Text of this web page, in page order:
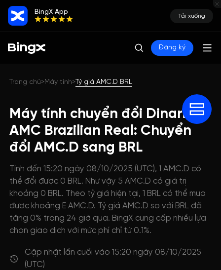
BingX App
Tải xuống
Đăng ký
Trang chủ>Máy tính>Tỷ giá AMC.D BRL
Máy tính chuyển đổi Dinari
AMC Brazilian Real: Chuyển
đổi AMC.D sang BRL
Tính đến 15:20 ngày 08/10/2025 (UTC), 1 AMC.D có
thể đổi được 0 BRL. Như vậy 5 AMC.D có giá trị
khoảng 0 BRL. Theo tỷ giá hiện tại, 1 BRL có thể mua
được khoảng E AMC.D. Tỷ giá AMC.D so với BRL đã
tăng 0% trong 24 giờ qua. BingX cung cấp nhiều lựa
chọn giao dịch với mức phí chỉ từ 0.1%.
Cập nhật lần cuối vào 15:20 ngày 08/10/2025
(UTC)